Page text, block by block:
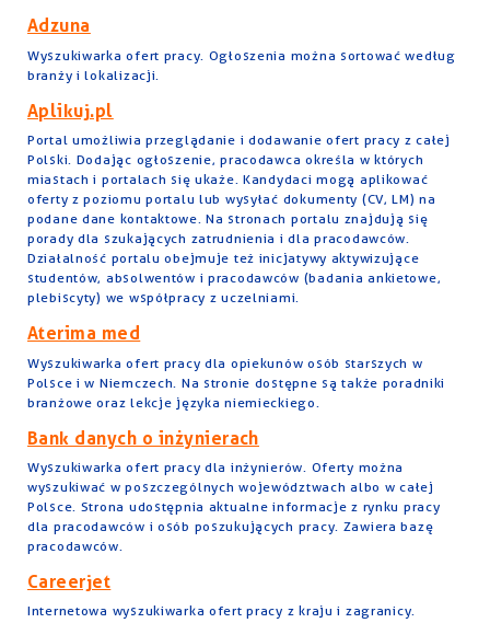
Adzuna
Wyszukiwarka ofert pracy. Ogłoszenia można sortować według
branży i lokalizacji.
Aplikuj.pl
Portal umożliwia przeglądanie i dodawanie ofert pracy z całej
Polski. Dodając ogłoszenie, pracodawca określa w których
miastach i portalach się ukaże. Kandydaci mogą aplikować
oferty z poziomu portalu lub wysyłać dokumenty (CV, LM) na
podane dane kontaktowe. Na stronach portalu znajdują się
porady dla szukających zatrudnienia i dla pracodawców.
Działalność portalu obejmuje też inicjatywy aktywizujące
studentów, absolwentów i pracodawców (badania ankietowe,
plebiscyty) we współpracy z uczelniami.
Aterima med
Wyszukiwarka ofert pracy dla opiekunów osób starszych w
Polsce i w Niemczech. Na stronie dostępne są także poradniki
branżowe oraz lekcje języka niemieckiego.
Bank danych o inżynierach
Wyszukiwarka ofert pracy dla inżynierów. Oferty można
wyszukiwać w poszczególnych województwach albo w całej
Polsce. Strona udostępnia aktualne informacje z rynku pracy
dla pracodawców i osób poszukujących pracy. Zawiera bazę
pracodawców.
Careerjet
Internetowa wyszukiwarka ofert pracy z kraju i zagranicy.